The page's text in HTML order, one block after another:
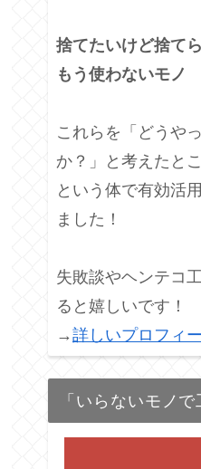
捨てたいけど捨て
もう使わないモノ
これらを「どうや
か？」と考えたと
という体で有効活
ました！
失敗談やヘンテコ
ると嬉しいです！
→詳しいプロフィ
「いらないモノ